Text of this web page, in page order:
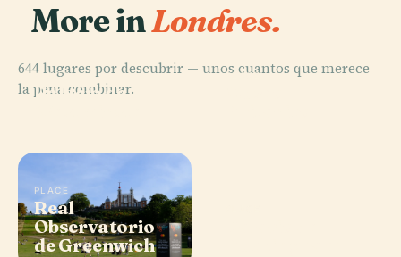
More inLondres.
644 lugares por descubrir — unos cuantos que merece
la pena combinar.
PLACE
Palacio de
PLACE
PLACE
Real
Observatorio
de Greenwich